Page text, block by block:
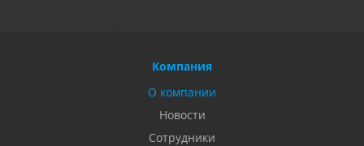
Компания
О компании
Новости
Сотрудники